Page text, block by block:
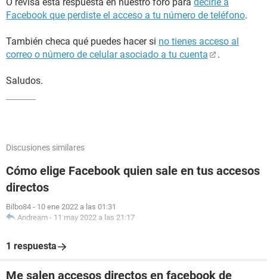
Facebook que perdiste el acceso a tu número de teléfono.
También checa qué puedes hacer si no tienes acceso al
correo o número de celular asociado a tu cuenta
.
Saludos.
Discusiones similares
Cómo elige Facebook quien sale en tus accesos
directos
Bilbo84 - 10 ene 2022 a las 01:31
Andream - 11 may 2022 a las 21:17
1 respuesta
Me salen accesos directos en facebook de